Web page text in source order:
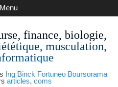
finance, biologie,
musculation,
Ing Binck Fortuneo Boursorama
articles, coms
Menu